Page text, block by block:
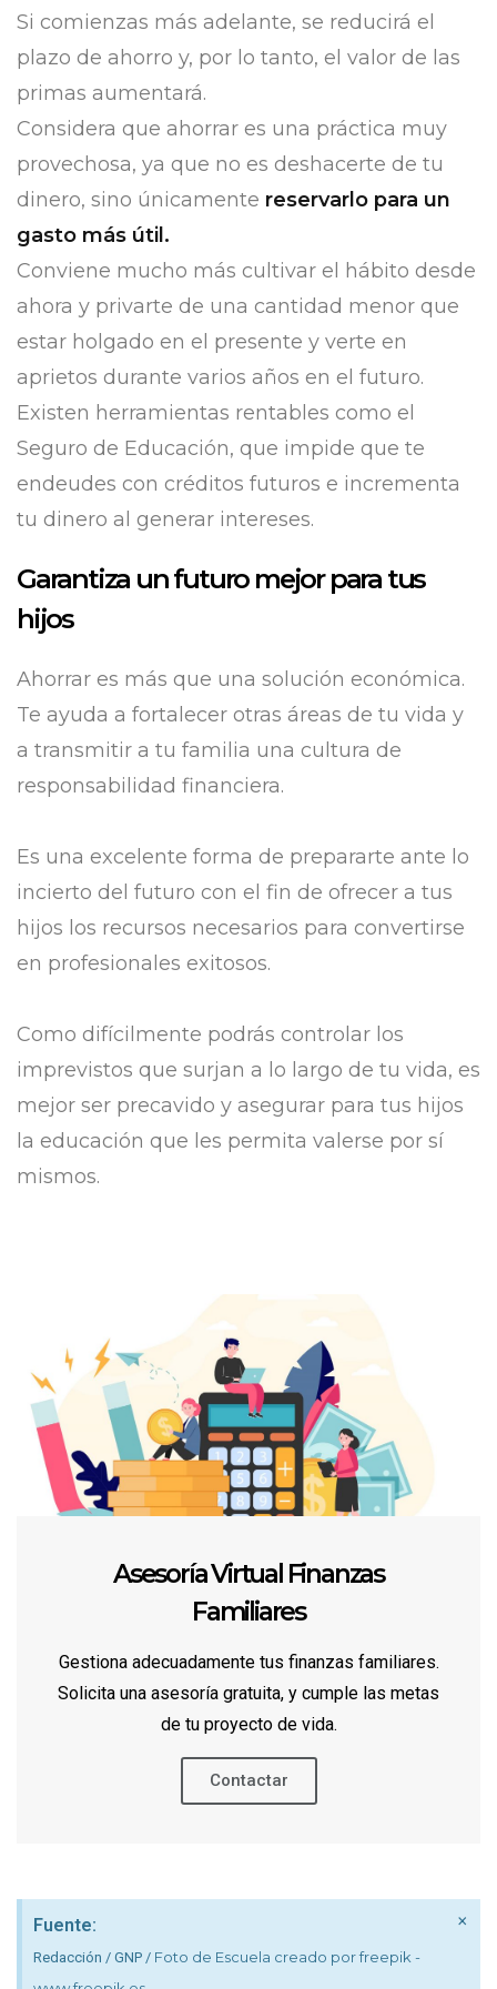
Si comienzas más adelante, se reducirá el
plazo de ahorro y, por lo tanto, el valor de las
primas aumentará.
Considera que ahorrar es una práctica muy
provechosa, ya que no es deshacerte de tu
dinero, sino únicamente reservarlo para un
gasto más útil.
Conviene mucho más cultivar el hábito desde
ahora y privarte de una cantidad menor que
estar holgado en el presente y verte en
aprietos durante varios años en el futuro.
Existen herramientas rentables como el
Seguro de Educación, que impide que te
endeudes con créditos futuros e incrementa
tu dinero al generar intereses.
Garantiza un futuro mejor para tus
hijos
Ahorrar es más que una solución económica.
Te ayuda a fortalecer otras áreas de tu vida y
a transmitir a tu familia una cultura de
responsabilidad financiera.
Es una excelente forma de prepararte ante lo
incierto del futuro con el fin de ofrecer a tus
hijos los recursos necesarios para convertirse
en profesionales exitosos.
Como difícilmente podrás controlar los
imprevistos que surjan a lo largo de tu vida, es
mejor ser precavido y asegurar para tus hijos
la educación que les permita valerse por sí
mismos.
Asesoría Virtual Finanzas
Familiares
Gestiona adecuadamente tus finanzas familiares.
Solicita una asesoría gratuita, y cumple las metas
de tu proyecto de vida.
Contactar
Fuente:
Redacción / GNP / Foto de Escuela creado por freepik -
×